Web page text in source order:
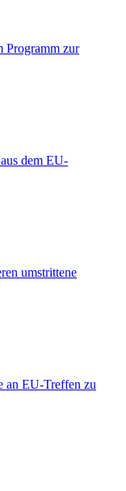
Programm zur
dem EU-
umstrittene
an EU-Treffen zu